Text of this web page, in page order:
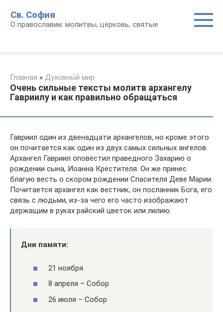
контенту
Св. София
О православии: молитвы, церковь, святые
Главная » Духовный мир
Очень сильные тексты молитв архангелу
Гавриилу и как правильно обращаться
Гавриил один из двенадцати архангелов, но кроме этого
он почитается как один из двух самых сильных ангелов.
Архангел Гавриил оповестил праведного Захарию о
рождении сына, Иоанна Крестителя. Он же принес
благую весть о скором рождении Спасителя Деве Марии.
Почитается архангел как вестник, он посланник Бога, его
связь с людьми, из-за чего его часто изображают
держащим в руках райский цветок или лилию.
Дни памяти:
21 ноября
8 апреля – Собор
26 июля – Собор